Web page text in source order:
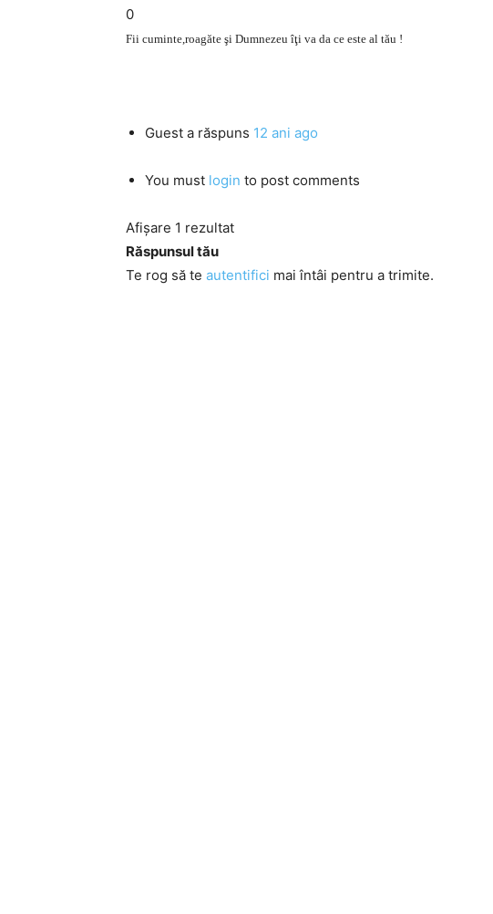
0
Fii cuminte,roagăte şi Dumnezeu îţi va da ce este al tău !
Guest a răspuns 12 ani ago
You must login to post comments
Afișare 1 rezultat
Răspunsul tău
Te rog să te autentifici mai întâi pentru a trimite.